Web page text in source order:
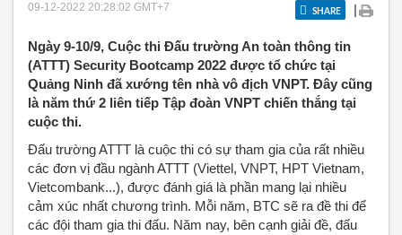
09-12-2022 20:28:02 GMT+7 SHARE |
Ngày 9-10/9, Cuộc thi Đấu trường An toàn thông tin
(ATTT) Security Bootcamp 2022 được tổ chức tại
Quảng Ninh đã xướng tên nhà vô địch VNPT. Đây cũng
là năm thứ 2 liên tiếp Tập đoàn VNPT chiến thắng tại
cuộc thi.
Đấu trường ATTT là cuộc thi có sự tham gia của rất nhiều
các đơn vị đầu ngành ATTT (Viettel, VNPT, HPT Vietnam,
Vietcombank...), được đánh giá là phần mang lại nhiều
cảm xúc nhất chương trình. Mỗi năm, BTC sẽ ra đề thi để
các đội tham gia thi đấu. Năm nay, bên cạnh giải đề, đấu